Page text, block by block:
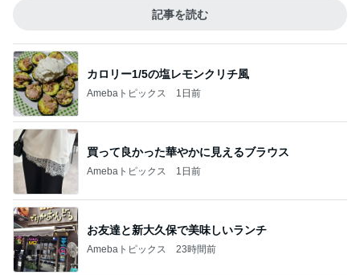
記事を読む
カロリー1/5の塩レモンクリチ風
Amebaトピックス 1日前
買って良かった華やかに見えるブラウス
Amebaトピックス 1日前
お友達と新大久保で美味しいランチ
Amebaトピックス 23時間前